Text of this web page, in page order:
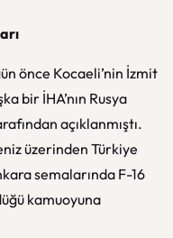
önce Kocaeli’nin İzmit
bir İHA’nın Rusya
açıklanmıştı.
üzerinden Türkiye
semalarında F-16
kamuoyuna